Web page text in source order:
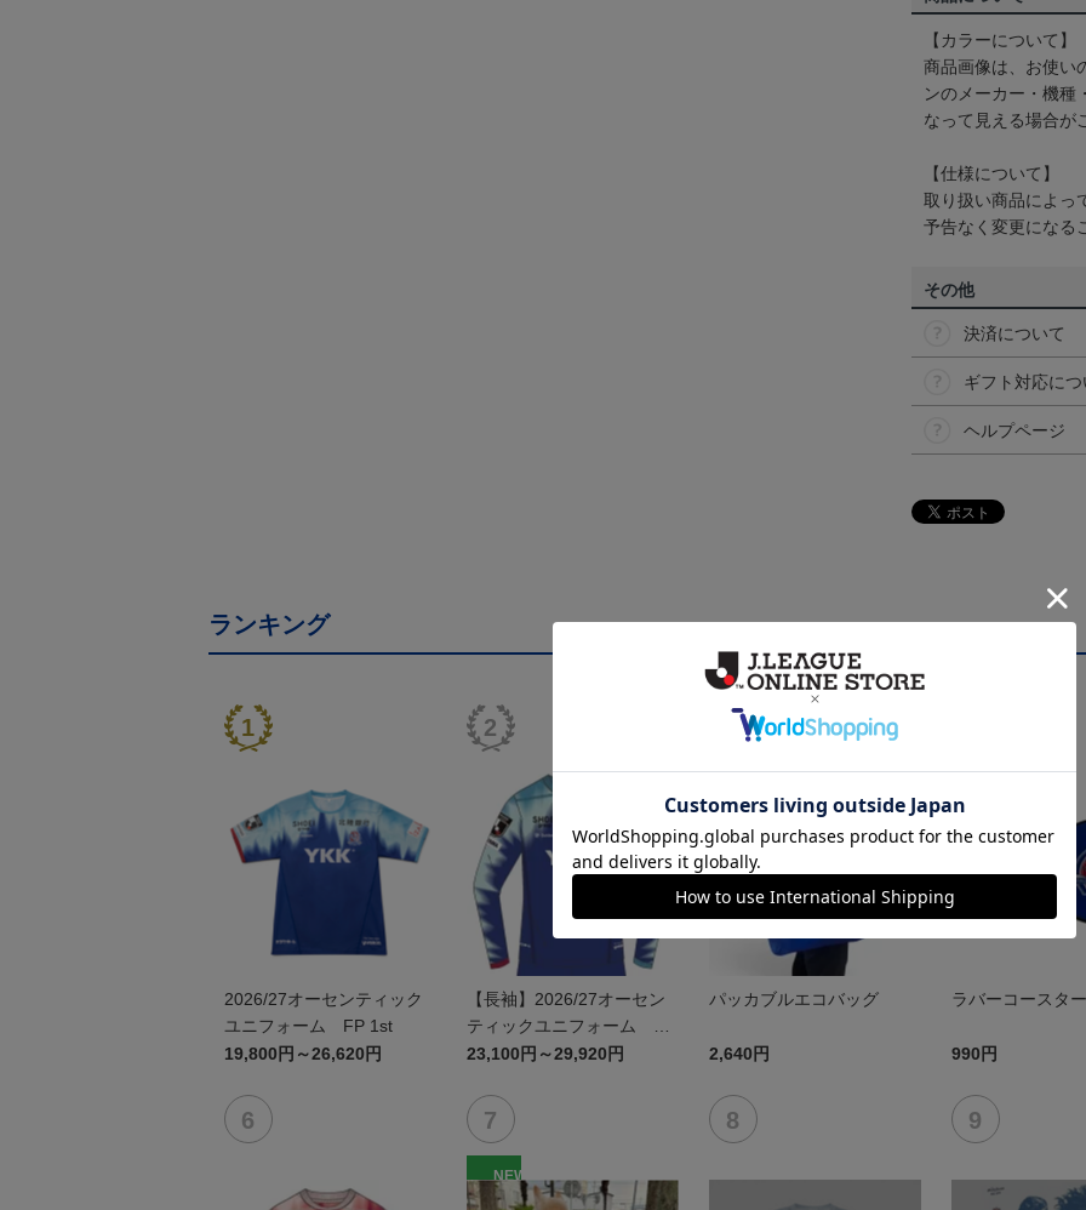
【カラーについて】
商品画像は、お使い
ンのメーカー・機種
なって見える場合が
【仕様について】
取り扱い商品によっ
予告なく変更になる
その他
決済について
ギフト対応に
ヘルプページ
ランキング
2026/27オーセンティック
ユニフォーム FP 1st
19,800円～26,620円
【長袖】2026/27オーセン
ティックユニフォーム FP
1st
23,100円～29,920円
パッカブルエコバッグ
2,640円
ラバーコースター
990円
NEW